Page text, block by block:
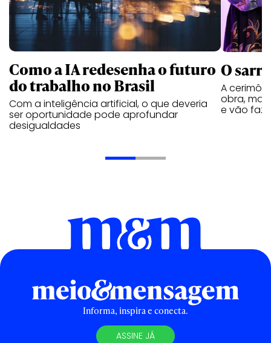
Como a IA redesenha o futuro
do trabalho no Brasil
Com a inteligência artificial, o que deveria
ser oportunidade pode aprofundar
desigualdades
O
A
obra,
e vão
Informa, inspira e conecta.
ASSINE JÁ